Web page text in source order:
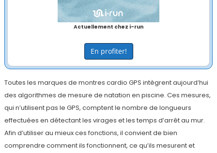
Actuellement chez i-run
En profiter!
Toutes les marques de montres cardio GPS intègrent aujourd’hui
des algorithmes de mesure de natation en piscine. Ces mesures,
qui n’utilisent pas le GPS, comptent le nombre de longueurs
effectuées en détectant les virages et les temps d’arrêt au mur.
Afin d’utiliser au mieux ces fonctions, il convient de bien
comprendre comment ils fonctionnent, ce qu’ils mesurent et